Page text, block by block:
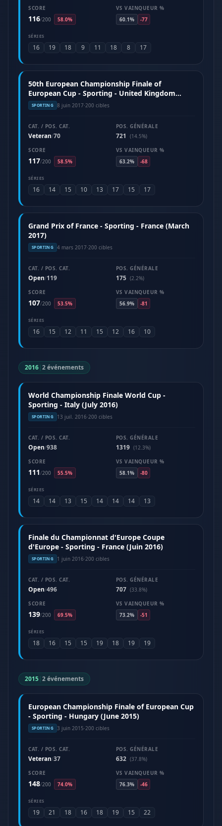
SCORE
116/200 58.0%
VS VAINQUEUR %
60.1%
-77
SÉRIES
16 19 18 9 11 18 8 17
50th European Championship Finale of
European Cup - Sporting - United Kingdom
(June 2017)
SPORTING 8 juin 2017·200 cibles
CAT. / POS. CAT.
Veteran/70
POS. GÉNÉRALE
721
(14.5%)
SCORE
117/200 58.5%
VS VAINQUEUR %
63.2%
-68
SÉRIES
16 14 15 10 13 17 15 17
Grand Prix of France - Sporting - France (March
2017)
SPORTING 4 mars 2017·200 cibles
CAT. / POS. CAT.
Open/119
POS. GÉNÉRALE
175 (2.2%)
SCORE
107/200 53.5%
VS VAINQUEUR %
56.9%
-81
SÉRIES
16 15 12 11 15 12 16 10
2016|2 événements
World Championship Finale World Cup -
Sporting - Italy (July 2016)
SPORTING 13 juil. 2016·200 cibles
CAT. / POS. CAT.
Open/938
POS. GÉNÉRALE
1319 (12.3%)
SCORE
111/200 55.5%
VS VAINQUEUR %
58.1%
-80
SÉRIES
14 14 13 15 14 14 14 13
Finale du Championnat d'Europe Coupe
d'Europe - Sporting - France (Juin 2016)
SPORTING 1 juin 2016·200 cibles
CAT. / POS. CAT.
Open/496
POS. GÉNÉRALE
707 (33.8%)
SCORE
139/200 69.5%
VS VAINQUEUR %
73.2%
-51
SÉRIES
18 16 15 15 19 18 19 19
2015|2 événements
European Championship Finale of European Cup
- Sporting - Hungary (June 2015)
SPORTING 3 juin 2015·200 cibles
CAT. / POS. CAT.
Veteran/37
POS. GÉNÉRALE
632 (37.8%)
SCORE
148/200 74.0%
VS VAINQUEUR %
76.3%
-46
SÉRIES
19 21 18 16 18 19 15 22